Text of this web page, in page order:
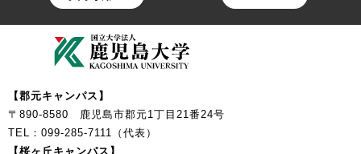
【郡元キャンパス】
〒890-8580 鹿児島市郡元1丁目21番24号
TEL：099-285-7111（代表）
【桜ヶ丘キャンパス】